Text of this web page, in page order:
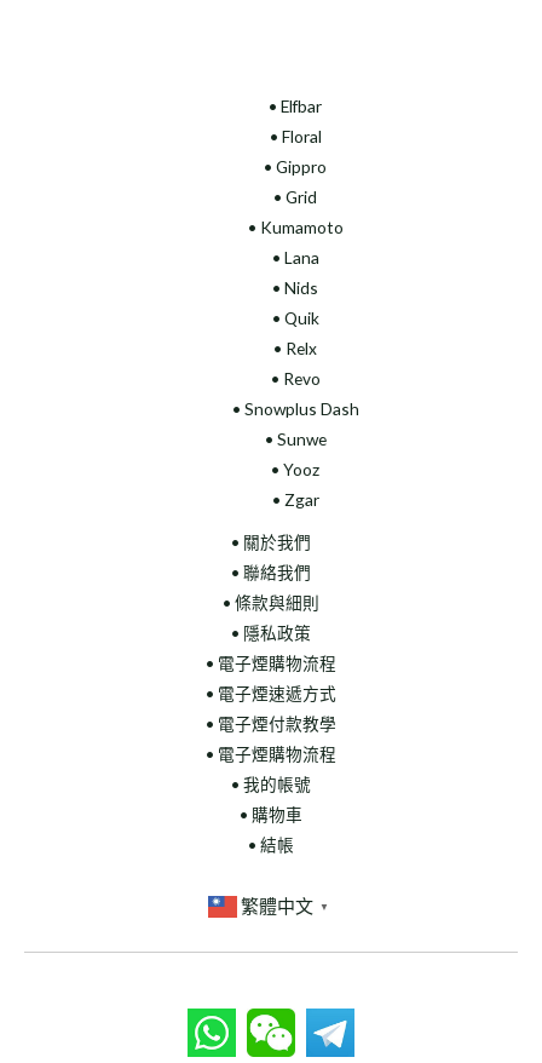
• Elfbar
• Floral
• Gippro
• Grid
• Kumamoto
• Lana
• Nids
• Quik
• Relx
• Revo
• Snowplus Dash
• Sunwe
• Yooz
• Zgar
• 關於我們
• 聯絡我們
• 條款與細則
• 隱私政策
• 電子煙購物流程
• 電子煙速遞方式
• 電子煙付款教學
• 電子煙購物流程
• 我的帳號
• 購物車
• 結帳
繁體中文 ▼